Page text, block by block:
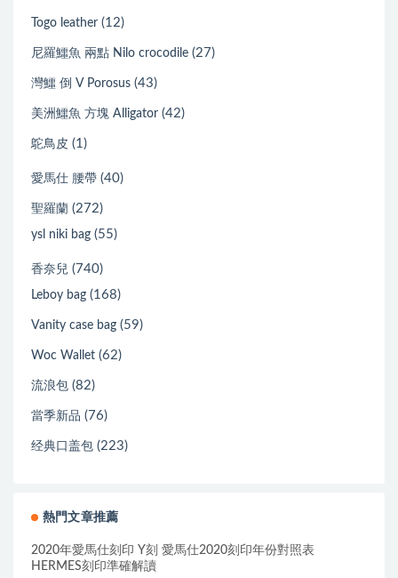
Togo leather (12)
尼羅鱷魚 兩點 Nilo crocodile (27)
灣鱷 倒 V Porosus (43)
美洲鱷魚 方塊 Alligator (42)
鴕鳥皮 (1)
愛馬仕 腰帶 (40)
聖羅蘭 (272)
ysl niki bag (55)
香奈兒 (740)
Leboy bag (168)
Vanity case bag (59)
Woc Wallet (62)
流浪包 (82)
當季新品 (76)
经典口盖包 (223)
熱門文章推薦
2020年愛馬仕刻印 Y刻 愛馬仕2020刻印年份對照表
HERMES刻印準確解讀